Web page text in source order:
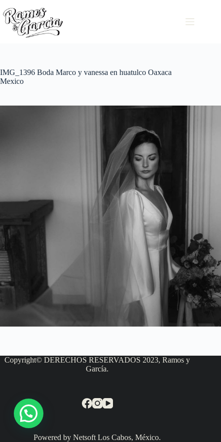
IMG_1396 Boda Marco y vanessa en huatulco Oaxaca
Mexico
Copyright© DERECHOS RESERVADOS 2023, Ramos y
García.
Powered by Netsoft Los Cabos, México.